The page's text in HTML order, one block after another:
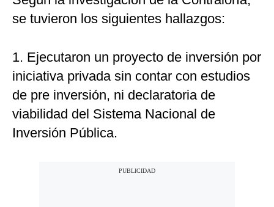
se tuvieron los siguientes hallazgos:
1. Ejecutaron un proyecto de inversión por
iniciativa privada sin contar con estudios
de pre inversión, ni declaratoria de
viabilidad del Sistema Nacional de
Inversión Pública.